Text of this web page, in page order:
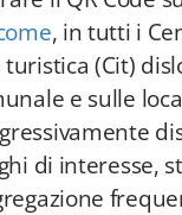
, in tutti i
(Cit)
e sulle
di interesse,